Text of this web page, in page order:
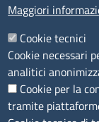
Seguici su
Sito web
Maggiori
Cookie tecnici
Cookie necessari
analitici
Cookie per la
tramite